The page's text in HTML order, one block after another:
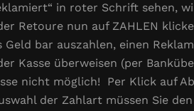
in roter Schrift sehen,
Retoure nun auf ZAHLEN
Geld bar auszahlen, einen
Kasse überweisen (per
nicht möglich! Per Klick auf
der Zahlart müssen Sie